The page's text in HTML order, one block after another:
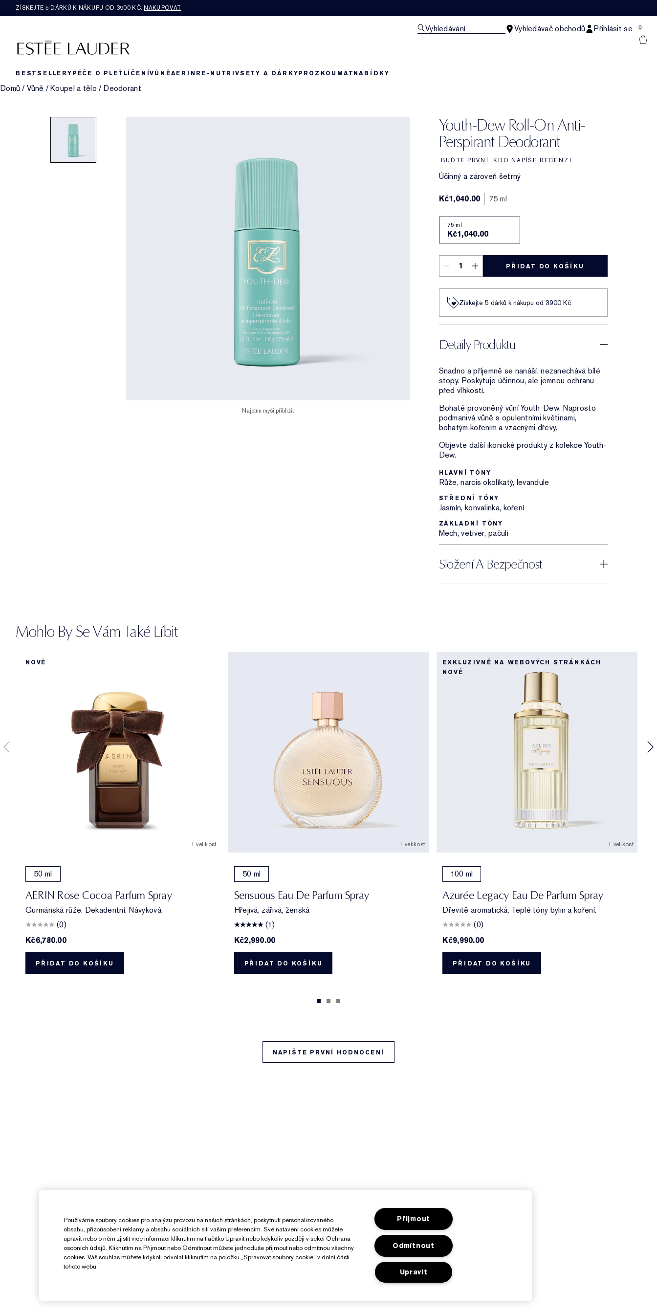
ZÍSKEJTE 5 DÁRKŮ K NÁKUPU OD 3900 KČ.NAKUPOVAT
Vyhledávání Vyhledávač obchodů Přihlásit se 0
BESTSELLERYPÉČE O PLEŤ LÍČENÍVŮNĚAERIN RE-NUTRIVSETY A DÁRKYPROZKOUMATNABÍDKY
Domů / Vůně /Koupel a tělo / Deodorant
Youth-Dew Roll-On Anti-
Perspirant Deodorant
BUĎTE PRVNÍ, KDO NAPÍŠE RECENZI
Účinný a zároveň šetrný
Najetím myši přiblížit
Kč1,040.00 75 ml
75 ml
Kč1,040.00
PŘIDAT DO KOŠÍKU
Získejte 5 dárků k nákupu od 3900 Kč
Detaily Produktu
Snadno a příjemně se nanáší, nezanechává bílé
stopy. Poskytuje účinnou, ale jemnou ochranu
před vlhkostí.
Bohatě provoněný vůní Youth-Dew. Naprosto
podmanivá vůně s opulentními květinami,
bohatým kořením a vzácnými dřevy.
Objevte další ikonické produkty z kolekce Youth-
Dew.
HLAVNÍ TÓNY
Růže, narcis okolíkatý, levandule
STŘEDNÍ TÓNY
Jasmín, konvalinka, koření
ZÁKLADNÍ TÓNY
Mech, vetiver, pačuli
Složení A Bezpečnost
Mohlo By Se Vám Také Líbit
NOVÉ
1 velikost
50 ml
AERIN Rose Cocoa Parfum Spray
Gurmánská růže. Dekadentní. Návyková.
(0)
Kč6,780.00
PŘIDAT DO KOŠÍKU
1 velikost
50 ml
Sensuous Eau De Parfum Spray
Hřejivá, zářivá, ženská
(1)
Kč2,990.00
PŘIDAT DO KOŠÍKU
EXKLUZIVNĚ NA WEBOVÝCH STRÁNKÁCH
NOVÉ
1 velikost
100 ml
Azurée Legacy Eau De Parfum Spray
Dřevitě aromatická. Teplé tóny bylin a koření.
(0)
Kč9,990.00
PŘIDAT DO KOŠÍKU
NAPIŠTE PRVNÍ HODNOCENÍ
Používáme soubory cookies pro analýzu provozu na našich stránkách, poskytnutí personalizovaného
obsahu, přizpůsobení reklamy a obsahu sociálních sítí vašim preferencím. Své natavení cookies můžete
upravit nebo o něm zjistit více informací kliknutím na tlačítko Upravit nebo kdykoliv později v sekci Ochrana
osobních údajů. Kliknutím na Přijmout nebo Odmítnout můžete jednoduše přijmout nebo odmítnou všechny
cookies. Váš souhlas můžete kdykoli odvolat kliknutím na položku „Spravovat soubory cookie“ v dolní části
tohoto webu.
Přijmout
Odmítnout
Upravit